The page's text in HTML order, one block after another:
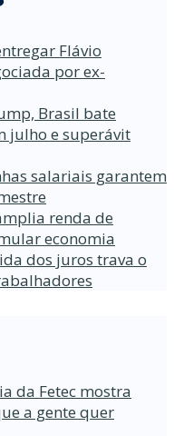
Flávio
por ex-
Brasil bate
julho e superávit
salariais garantem
renda de
economia
dos juros trava o
da Fetec mostra
a gente quer